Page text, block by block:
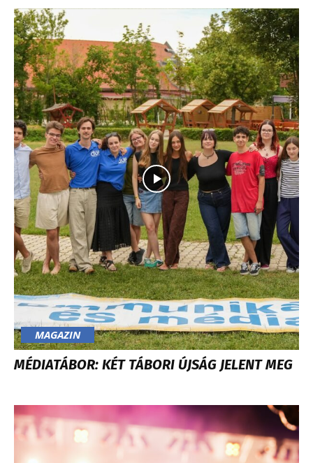
MAGAZIN
MÉDIATÁBOR: KÉT TÁBORI ÚJSÁG JELENT MEG